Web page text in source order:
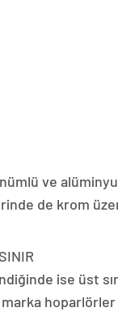
ve
de krom
ise üst
marka